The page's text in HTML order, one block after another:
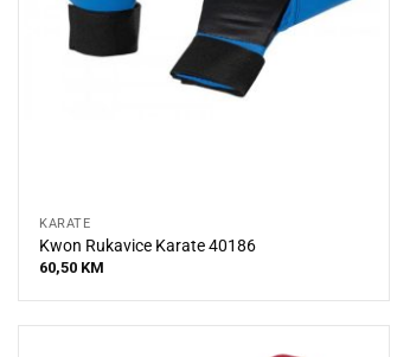
KARATE
Kwon Rukavice Karate 40186
60,50 KM